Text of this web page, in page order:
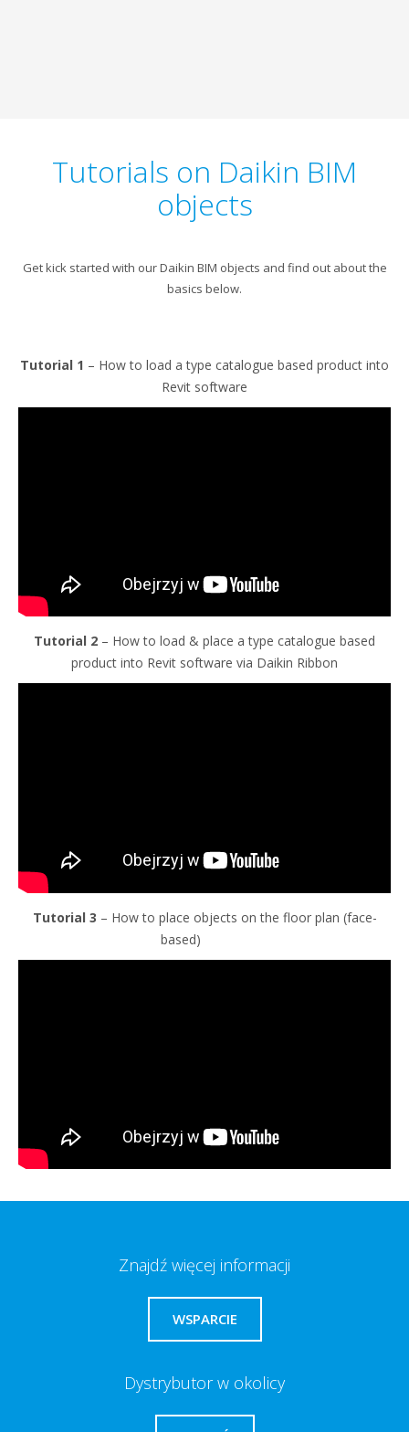
Tutorials on Daikin BIM
objects
Get kick started with our Daikin BIM objects and find out about the
basics below.
Tutorial 1 – How to load a type catalogue based product into
Revit software
Tutorial 2 – How to load & place a type catalogue based
product into Revit software via Daikin Ribbon
Tutorial 3 – How to place objects on the floor plan (face-
based)
Znajdź więcej informacji
WSPARCIE
Dystrybutor w okolicy